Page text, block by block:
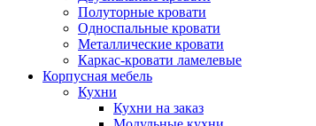
Полуторные кровати
Односпальные кровати
Металлические кровати
Каркас-кровати ламелевые
Корпусная мебель
Кухни
Кухни на заказ